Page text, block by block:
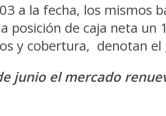
a la fecha, los mismos
posición de caja neta un
y cobertura, denotan
junio el mercado